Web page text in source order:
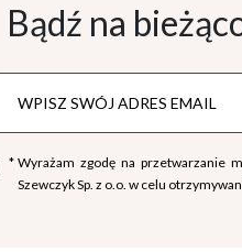
Bądź na
* Wyrażam zgodę na przetwarzanie
Szewczyk Sp. z o.o. w celu